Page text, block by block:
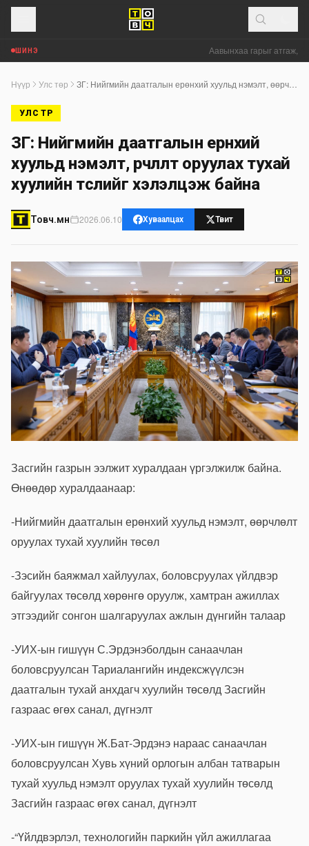
ШИНЭ Аавынхаа гарыг атгаж,
Нүүр Улс төр
УЛС ТӨР
ЗГ: Нийгмийн даатгалын ерөнхий
хуульд нэмэлт, өөрчлөлт оруулах тухай
хуулийн төслийг хэлэлцэж байна
Товч.мн 2026.06.10 Хуваалцах Твит
Засгийн газрын ээлжит хуралдаан үргэлжилж байна.
Өнөөдөр хуралдаанаар:
-Нийгмийн даатгалын ерөнхий хуульд нэмэлт, өөрчлөлт
оруулах тухай хуулийн төсөл
-Зэсийн баяжмал хайлуулах, боловсруулах үйлдвэр
байгуулах төсөлд хөрөнгө оруулж, хамтран ажиллах
этгээдийг сонгон шалгаруулах ажлын дүнгийн талаар
-УИХ-ын гишүүн С.Эрдэнэболдын санаачлан
боловсруулсан Тариалангийн индексжүүлсэн
даатгалын тухай анхдагч хуулийн төсөлд Засгийн
газраас өгөх санал, дүгнэлт
-УИХ-ын гишүүн Ж.Бат-Эрдэнэ нараас санаачлан
боловсруулсан Хувь хүний орлогын албан татварын
тухай хуульд нэмэлт оруулах тухай хуулийн төсөлд
Засгийн газраас өгөх санал, дүгнэлт
-“Үйлдвэрлэл, технологийн паркийн үйл ажиллагаа